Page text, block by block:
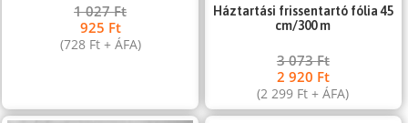
1 027Ft
925 Ft
(728 Ft+ ÁFA)
Háztartási frissentartó fólia 45
cm/300 m
3 073Ft
2 920 Ft
(2 299 Ft + ÁFA)